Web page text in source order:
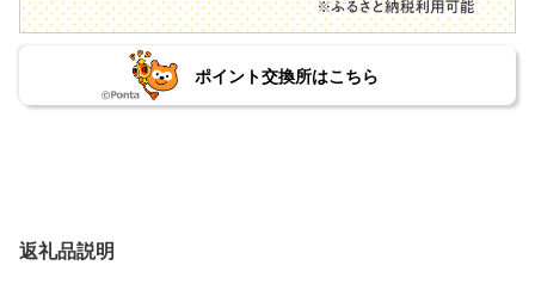
ポイント交換所はこちら
返礼品説明